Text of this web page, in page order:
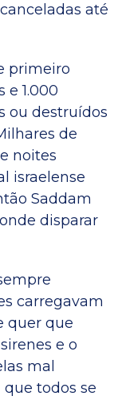
até
primeiro
e 1.000
ou destruídos
de
noites
israelense
Saddam
disparar
carregavam
quer que
e o
mal
todos se